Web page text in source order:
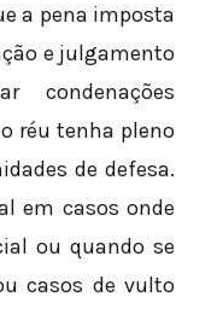
a pena imposta
e julgamento
condenações
réu tenha pleno
de defesa.
em casos onde
ou quando se
casos de vulto